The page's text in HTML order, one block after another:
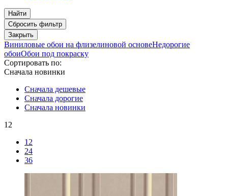
Найти
Сбросить фильтр
Закрыть
Виниловые обои на флизелиновой основеНедорогие
обоиОбои под покраску
Сортировать по:
Сначала новинки
Сначала дешевые
Сначала дорогие
Сначала новинки
12
12
24
36